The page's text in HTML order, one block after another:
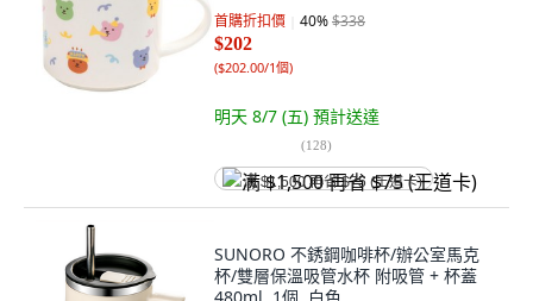
首購折扣價 40%$338
$202
($202.00/1個)
明天 8/7 (五) 預計送達
(128)
满 $1,500 再省 $75 (王道卡)
SUNORO 不銹鋼咖啡杯/辦公室馬克
杯/雙層保溫吸管水杯 附吸管 + 杯蓋